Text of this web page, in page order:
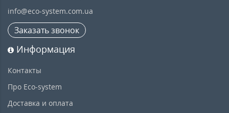
info@eco-system.com.ua
Заказать звонок
Информация
Контакты
Про Eco-system
Доставка и оплата